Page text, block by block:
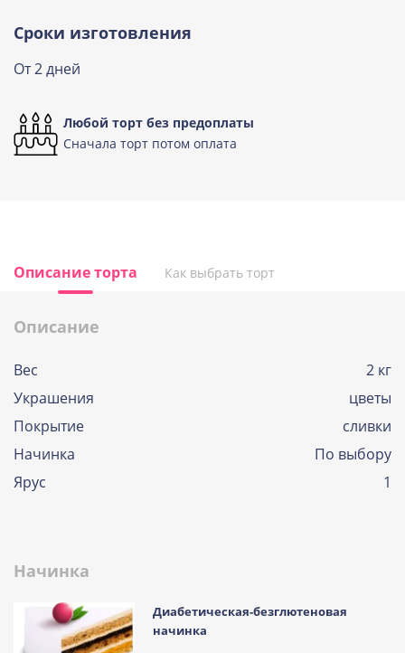
Сроки изготовления
От 2 дней
Любой торт без предоплаты
Сначала торт потом оплата
Описание торта Как выбрать торт
Описание
Вес
2 кг
Украшения
цветы
Покрытие
сливки
Начинка
По выбору
Ярус
1
Начинка
Диабетическая-безглютеновая
начинка